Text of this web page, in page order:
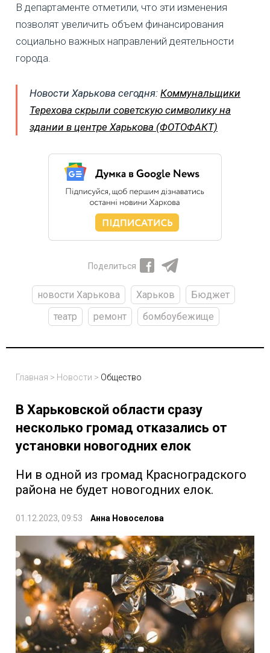
В департаменте отметили, что эти изменения
позволят увеличить объем финансирования
социально важных направлений деятельности
города.
Новости Харькова сегодня: Коммунальщики
Терехова скрыли советскую символику на
здании в центре Харькова (ФОТОФАКТ)
Поделиться
новости Харькова Харьков
Бюджет
театр
ремонт бомбоубежище
Главная > Новости > Общество
В Харьковской области сразу
несколько громад отказались от
установки новогодних елок
Ни в одной из громад Красноградского
района не будет новогодних елок.
01.12.2023, 09:53 Анна Новоселова